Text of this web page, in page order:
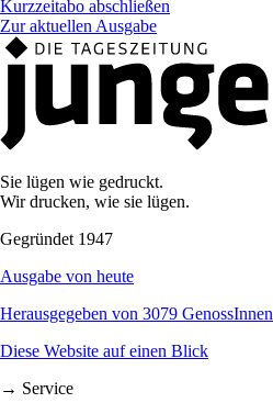
Kurzzeitabo abschließen
Zur aktuellen Ausgabe
Sie lügen wie gedruckt.
Wir drucken, wie sie lügen.
Gegründet 1947
Ausgabe von heute
Herausgegeben von 3079 GenossInnen
Diese Website auf einen Blick
→ Service